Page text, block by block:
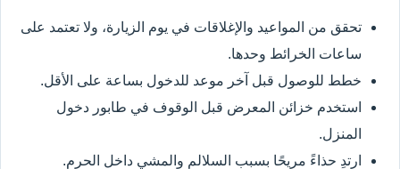
تحقق من المواعيد والإغلاقات في يوم الزيارة، ولا تعتمد على
ساعات الخرائط وحدها.
خطط للوصول قبل آخر موعد للدخول بساعة على الأقل.
استخدم خزائن المعرض قبل الوقوف في طابور دخول
المنزل.
ارتدِ حذاءً مريحًا بسبب السلالم والمشي داخل الحرم.